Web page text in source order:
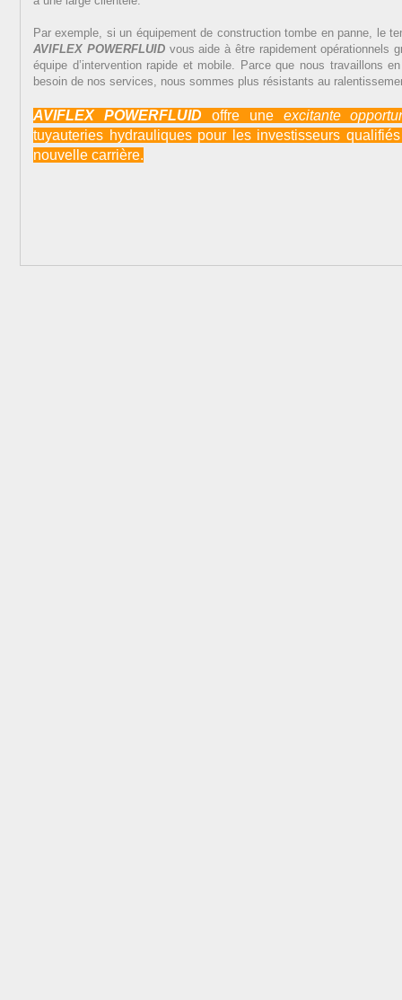
Par exemple, si un équipement de construction tombe en panne, le
AVIFLEX POWERFLUIDvous aide à être rapidement opérationnels
équipe d’intervention rapide et mobile. Parce que nous travaillons
besoin de nos services, nous sommes plus résistants au
AVIFLEX POWERFLUID offre uneexcitante
tuyauteries hydrauliques pour les investisseurs
nouvelle carrière.